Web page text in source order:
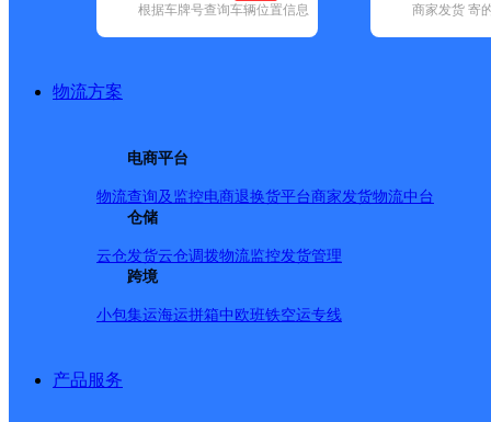
根据车牌号查询车辆位置信息
商家发货 寄
物流方案
电商平台
物流查询及监控电商退换货平台商家发货物流中台
仓储
云仓发货云仓调拨物流监控发货管理
跨境
小包集运海运拼箱中欧班铁空运专线
产品服务
网点筛选
优速快递(125) 邮政国内(214) 圆通速递(114) 韵达速递(702)
白云区(511)
广州市,快递网点
荔湾区黄沙